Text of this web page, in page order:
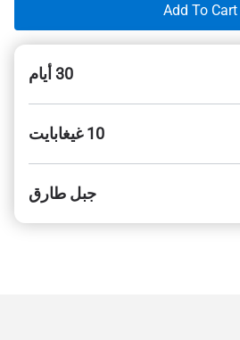
Add To Cart
30 أيام
10 غيغابايت
جبل طارق